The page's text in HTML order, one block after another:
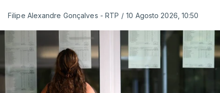
Filipe Alexandre Gonçalves - RTP / 10 Agosto 2026, 10:50